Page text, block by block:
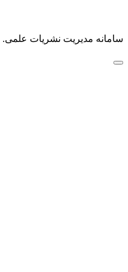
سامانه مدیریت نشریات علمی.